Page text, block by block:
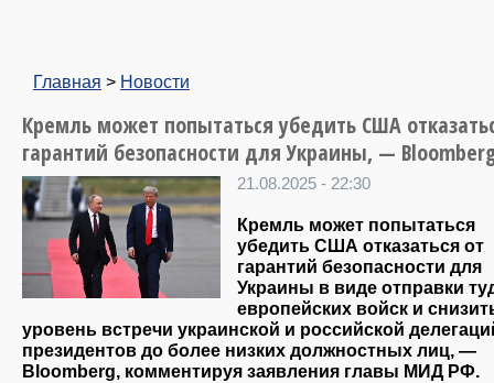
Главная > Новости
Кремль может попытаться убедить США
гарантий безопасности для Украины, —
21.08.2025 - 22:30
Кремль может попытаться
убедить США отказаться от
гарантий безопасности для
Украины в виде отправки
европейских войск и
уровень встречи украинской и российской
президентов до более низких должностных лиц, —
Bloomberg, комментируя заявления главы МИД РФ.